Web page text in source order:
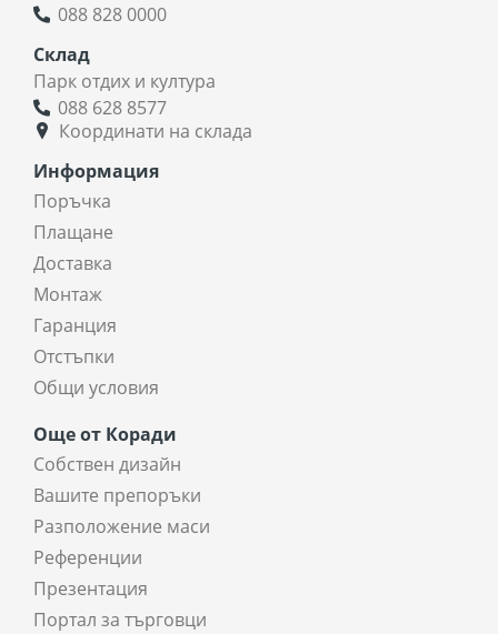
088 828 0000
Склад
Парк отдих и култура
088 628 8577
Координати на склада
Информация
Поръчка
Плащане
Доставка
Монтаж
Гаранция
Отстъпки
Общи условия
Още от Коради
Собствен дизайн
Вашите препоръки
Разположение маси
Референции
Презентация
Портал за търговци